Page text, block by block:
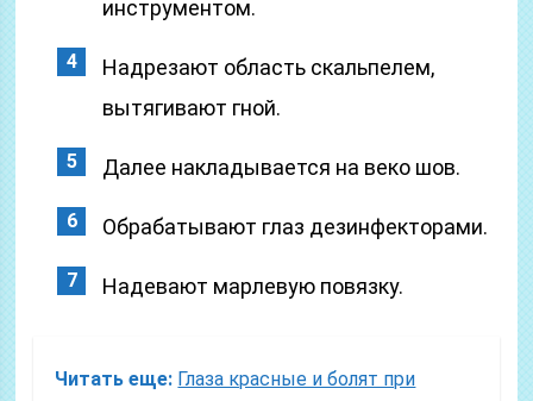
инструментом.
Надрезают область скальпелем,
вытягивают гной.
Далее накладывается на веко шов.
Обрабатывают глаз дезинфекторами.
Надевают марлевую повязку.
Читать еще: Глаза красные и болят при